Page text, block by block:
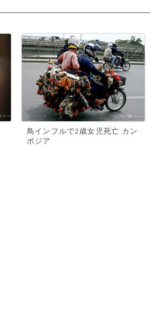
鳥インフルで2歳女児死亡 カン
ボジア